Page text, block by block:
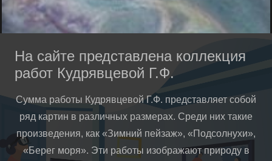
На сайте представлена коллекция
работ Кудрявцевой Г.Ф.
Сумма работы Кудрявцевой Г.Ф. представляет собой
ряд картин в различных размерах. Среди них такие
произведения, как «Зимний пейзаж», «Подсолнухи»,
«Берег моря». Эти работы изображают природу в